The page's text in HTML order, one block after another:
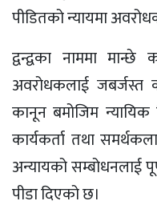
पीडितको न्यायमा
द्वन्द्वका नाममा
अवरोधकलाई जबर्जस्त
कानून बमोजिम
कार्यकर्ता तथा
अन्यायको सम्बोधनलाई
पीडा दिएको छ।